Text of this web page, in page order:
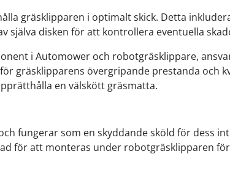
gräsklipparen i optimalt skick. Detta
själva disken för att kontrollera eventuella
i Automower och robotgräsklippare,
gräsklipparens övergripande prestanda och
en välskött gräsmatta.
fungerar som en skyddande sköld för dess
för att monteras under robotgräsklipparen